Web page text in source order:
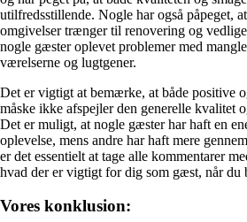
utilfredsstillende. Nogle har også påpeget,
omgivelser trænger til renovering og
nogle gæster oplevet problemer med
værelserne og lugtgener.
Det er vigtigt at bemærke, at både positive
måske ikke afspejler den generelle kvalitet
Det er muligt, at nogle gæster har haft en
oplevelse, mens andre har haft mere
er det essentielt at tage alle kommentarer
hvad der er vigtigt for dig som gæst, når du
Vores konklusion: